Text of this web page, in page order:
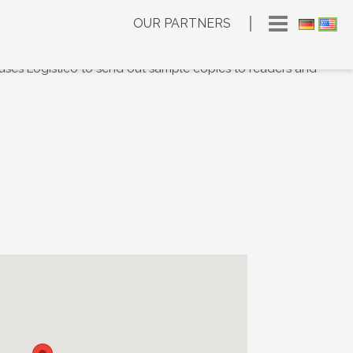
OUR PARTNERS
Logistico to send out sample copies to readers and